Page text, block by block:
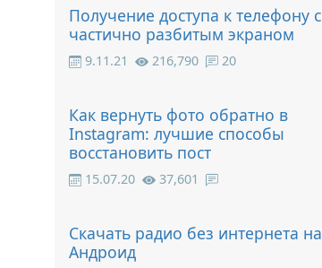
Получение доступа к телефону с
частично разбитым экраном
9.11.21 216,790 20
Как вернуть фото обратно в
Instagram: лучшие способы
восстановить пост
15.07.20 37,601
Скачать радио без интернета на
Андроид